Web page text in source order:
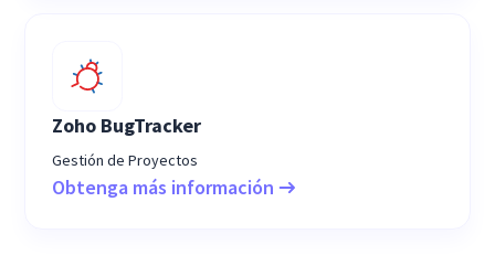
Zoho BugTracker
Gestión de Proyectos
Obtenga más información